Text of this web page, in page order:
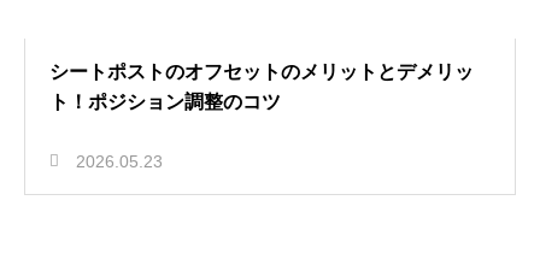
シートポストのオフセットのメリットとデメリッ
ト！ポジション調整のコツ
2026.05.23